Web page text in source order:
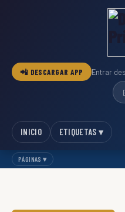
📲 DESCARGAR APP Entrar
INICIO ETIQUETAS ▾
PÁGINAS ▾